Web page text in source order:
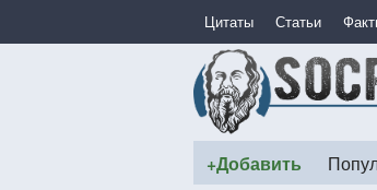
Цитаты Статьи
+Добавить